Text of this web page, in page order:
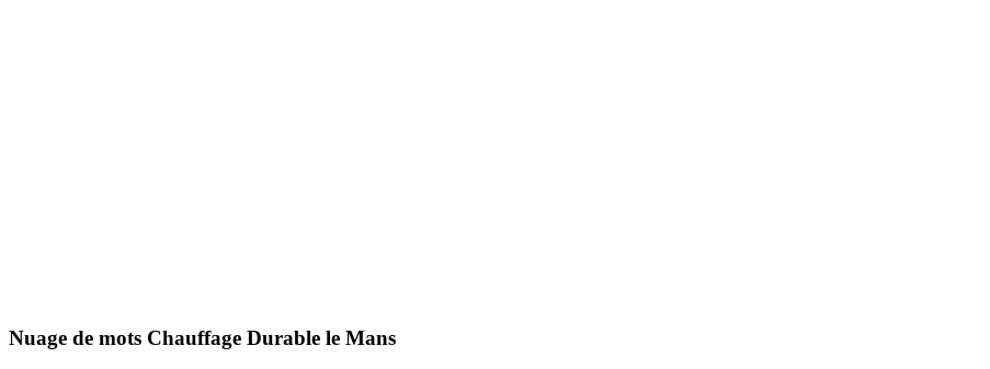
Nuage de mots Chauffage Durable le Mans